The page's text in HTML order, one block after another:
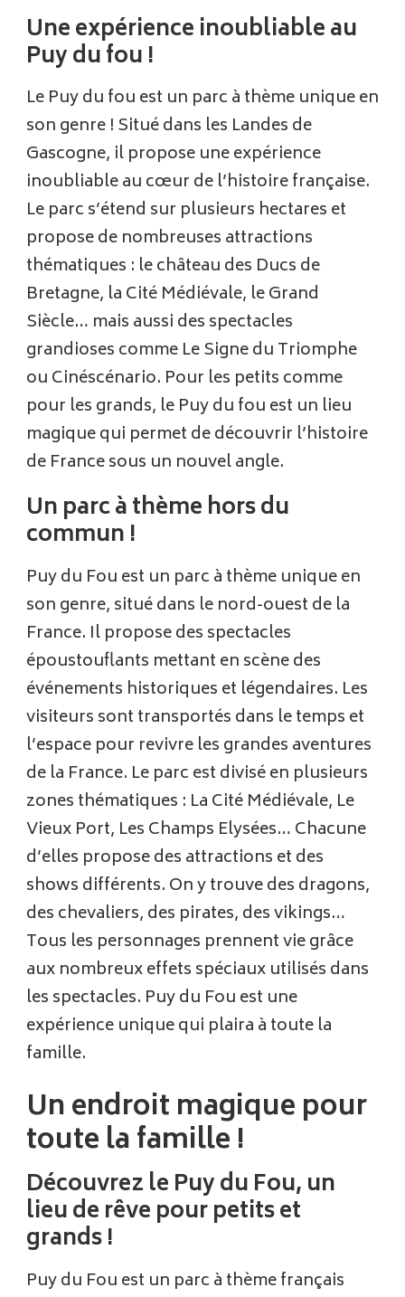
Une expérience inoubliable au
Puy du fou !
Le Puy du fou est un parc à thème unique en
son genre ! Situé dans les Landes de
Gascogne, il propose une expérience
inoubliable au cœur de l’histoire française.
Le parc s’étend sur plusieurs hectares et
propose de nombreuses attractions
thématiques : le château des Ducs de
Bretagne, la Cité Médiévale, le Grand
Siècle… mais aussi des spectacles
grandioses comme Le Signe du Triomphe
ou Cinéscénario. Pour les petits comme
pour les grands, le Puy du fou est un lieu
magique qui permet de découvrir l’histoire
de France sous un nouvel angle.
Un parc à thème hors du
commun !
Puy du Fou est un parc à thème unique en
son genre, situé dans le nord-ouest de la
France. Il propose des spectacles
époustouflants mettant en scène des
événements historiques et légendaires. Les
visiteurs sont transportés dans le temps et
l’espace pour revivre les grandes aventures
de la France. Le parc est divisé en plusieurs
zones thématiques : La Cité Médiévale, Le
Vieux Port, Les Champs Elysées… Chacune
d’elles propose des attractions et des
shows différents. On y trouve des dragons,
des chevaliers, des pirates, des vikings…
Tous les personnages prennent vie grâce
aux nombreux effets spéciaux utilisés dans
les spectacles. Puy du Fou est une
expérience unique qui plaira à toute la
famille.
Un endroit magique pour
toute la famille !
Découvrez le Puy du Fou, un
lieu de rêve pour petits et
grands !
Puy du Fou est un parc à thème français